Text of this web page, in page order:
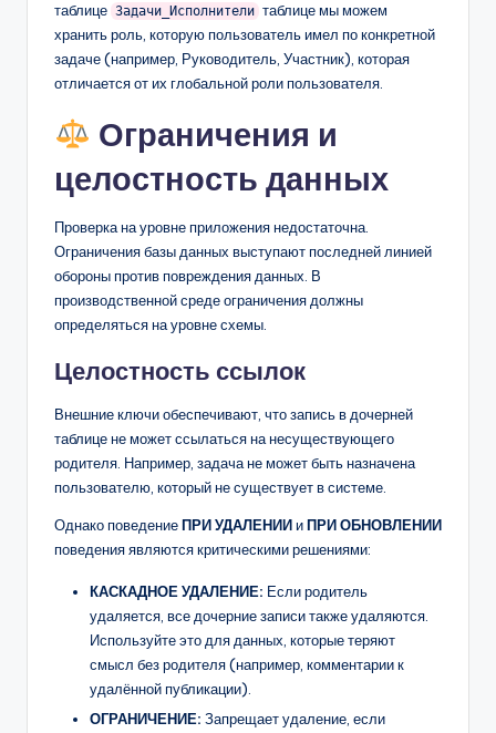
таблице Задачи_Исполнители таблице мы можем
хранить роль, которую пользователь имел по конкретной
задаче (например, Руководитель, Участник), которая
отличается от их глобальной роли пользователя.
Ограничения и
целостность данных
Проверка на уровне приложения недостаточна.
Ограничения базы данных выступают последней линией
обороны против повреждения данных. В
производственной среде ограничения должны
определяться на уровне схемы.
Целостность ссылок
Внешние ключи обеспечивают, что запись в дочерней
таблице не может ссылаться на несуществующего
родителя. Например, задача не может быть назначена
пользователю, который не существует в системе.
Однако поведениеПРИ УДАЛЕНИИиПРИ ОБНОВЛЕНИИ
поведения являются критическими решениями:
КАСКАДНОЕ УДАЛЕНИЕ: Если родитель
удаляется, все дочерние записи также удаляются.
Используйте это для данных, которые теряют
смысл без родителя (например, комментарии к
удалённой публикации).
ОГРАНИЧЕНИЕ: Запрещает удаление, если